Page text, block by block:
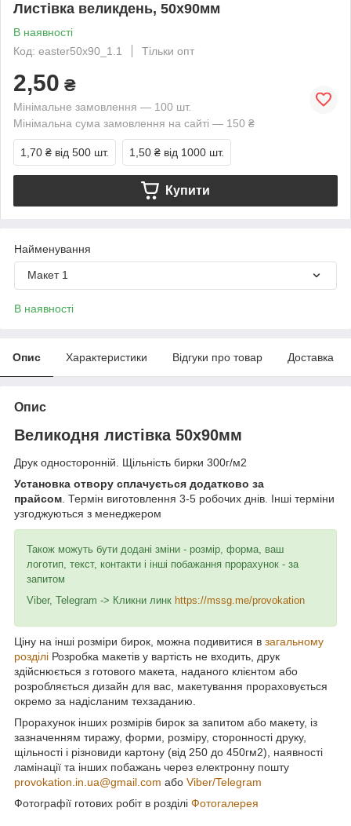
Листівка великдень, 50х90мм
В наявності
Код: easter50х90_1.1
Тільки опт
2,50 ₴
Мінімальне замовлення — 100 шт.
Мінімальна сума замовлення на сайті — 150 ₴
1,70 ₴ від 500 шт. 1,50 ₴ від 1000 шт.
Купити
Найменування
Макет 1
В наявності
Опис Характеристики Відгуки про товар Доставка
Опис
Великодня листівка 50х90мм
Друк односторонній. Щільність бирки 300г/м2
Установка отвору сплачується додатково за
прайсом. Термін виготовлення 3-5 робочих днів. Інші терміни
узгоджуються з менеджером
Також можуть бути додані зміни - розмір, форма, ваш
логотип, текст, контакти і інші побажання прорахунок - за
запитом
Viber, Telegram -> Кликни линк https://mssg.me/provokation
Ціну на інші розміри бирок, можна подивитися в загальному
розділі Розробка макетів у вартість не входить, друк
здійснюється з готового макета, наданого клієнтом або
розробляється дизайн для вас, макетування прораховується
окремо за надісланим техзаданию.
Прорахунок інших розмірів бирок за запитом або макету, із
зазначенням тиражу, форми, розміру, сторонності друку,
щільності і різновиди картону (від 250 до 450гм2), наявності
ламінації та інших побажань через електронну пошту
provokation.in.ua@gmail.com або Viber/Telegram
Фотографії готових робіт в розділі Фотогалерея